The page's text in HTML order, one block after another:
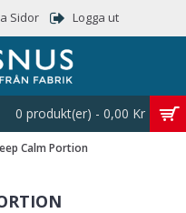
Sidor Logga ut
0 produkt(er) - 0,00 Kr
Calm Portion